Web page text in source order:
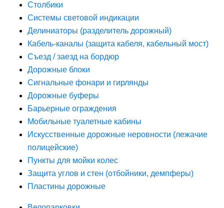
Столбики
Системы световой индикации
Делиниаторы (разделитель дорожный)
Кабель-каналы (защита кабеля, кабельный мост)
Съезд / заезд на бордюр
Дорожные блоки
Сигнальные фонари и гирлянды
Дорожные буферы
Барьерные ограждения
Мобильные туалетные кабины
Искусственные дорожные неровности (лежачие
полицейские)
Пункты для мойки колес
Защита углов и стен (отбойники, демпферы)
Пластины дорожные